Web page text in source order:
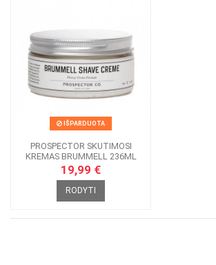
IŠPARDUOTA
PROSPECTOR SKUTIMOSI
KREMAS BRUMMELL 236ML
19,99 €
RODYTI